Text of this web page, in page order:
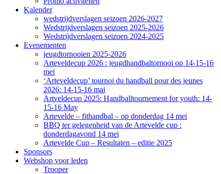
Kalender
wedstrijdverslagen seizoen 2026-2027
Wedstrijdverslagen seizoen 2025-2026
Wedstrijdverslagen seizoen 2024-2025
Evenementen
jeugdtornooien 2025-2026
Arteveldecup 2026 : jeugdhandbaltornooi op 14-15-16
mei
‘Arteveldecup’ tournoi du handball pour des jeunes
2026: 14-15-16 mai
Artveldecup 2025: Handballtournement for youth: 14-
15-16 May
Artevelde – fithandbal – op donderdag 14 mei
BBQ ter gelegenheid van de Artevelde cup :
donderdagavond 14 mei
Artevelde Cup – Resultaten – editie 2025
Sponsors
Webshop voor leden
Trooper